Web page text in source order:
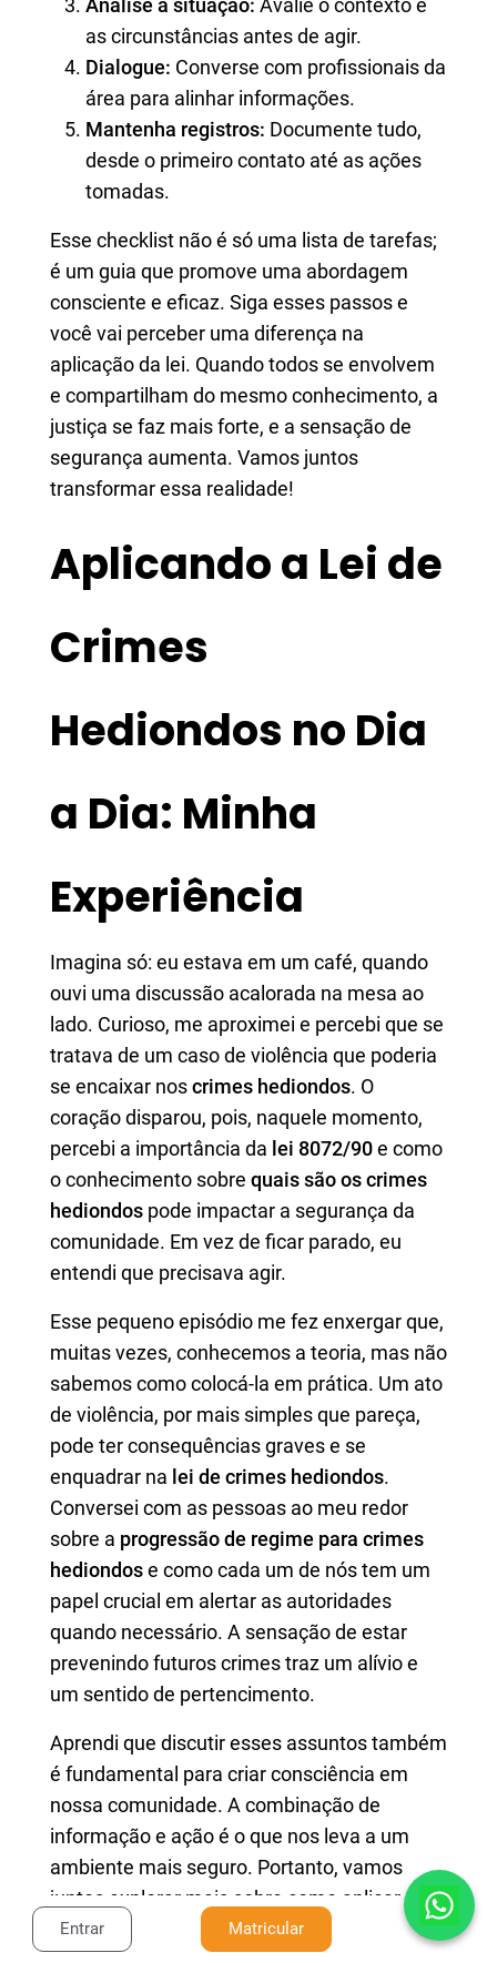
as circunstâncias antes de agir.
Dialogue: Converse com profissionais da
área para alinhar informações.
Mantenha registros: Documente tudo,
desde o primeiro contato até as ações
tomadas.
Esse checklist não é só uma lista de tarefas;
é um guia que promove uma abordagem
consciente e eficaz. Siga esses passos e
você vai perceber uma diferença na
aplicação da lei. Quando todos se envolvem
e compartilham do mesmo conhecimento, a
justiça se faz mais forte, e a sensação de
segurança aumenta. Vamos juntos
transformar essa realidade!
Aplicando a Lei de
Crimes
Hediondos no Dia
a Dia: Minha
Experiência
Imagina só: eu estava em um café, quando
ouvi uma discussão acalorada na mesa ao
lado. Curioso, me aproximei e percebi que se
tratava de um caso de violência que poderia
se encaixar noscrimes hediondos. O
coração disparou, pois, naquele momento,
percebi a importância da lei 8072/90e como
o conhecimento sobre quais são os crimes
hediondos pode impactar a segurança da
comunidade. Em vez de ficar parado, eu
entendi que precisava agir.
Esse pequeno episódio me fez enxergar que,
muitas vezes, conhecemos a teoria, mas não
sabemos como colocá-la em prática. Um ato
de violência, por mais simples que pareça,
pode ter consequências graves e se
enquadrar na lei de crimes hediondos.
Conversei com as pessoas ao meu redor
sobre a progressão de regime para crimes
hediondose como cada um de nós tem um
papel crucial em alertar as autoridades
quando necessário. A sensação de estar
prevenindo futuros crimes traz um alívio e
um sentido de pertencimento.
Aprendi que discutir esses assuntos também
é fundamental para criar consciência em
nossa comunidade. A combinação de
informação e ação é o que nos leva a um
ambiente mais seguro. Portanto, vamos
juntos explorar mais sobre como aplicar essa
lei na prática, garantindo que a nossa
Entrar Matricular